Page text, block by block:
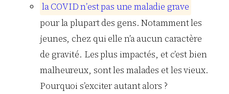
laCOVIDn’estpas une maladie grave
pour la plupart des gens. Notamment les
jeunes, chez qui elle n’a aucun caractère
de gravité. Les plus impactés, et c’est bien
malheureux, sont les malades et les vieux.
Pourquoi s’exciter autant alors ?